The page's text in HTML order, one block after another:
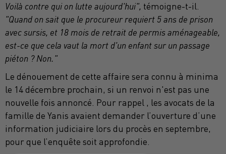
Voilà contre qui on lutte aujourd'hui", témoigne-t-il.
"Quand on sait que le procureur requiert 5 ans de prison
avec sursis, et 18 mois de retrait de permis aménageable,
est-ce que cela vaut la mort d'un enfant sur un passage
piéton ? Non."
Le dénouement de cette affaire sera connu à minima
le 14 décembre prochain, si un renvoi n'est pas une
nouvelle fois annoncé. Pour rappel , les avocats de la
famille de Yanis avaient demander l’ouverture d’une
information judiciaire lors du procès en septembre,
pour que l’enquête soit approfondie.